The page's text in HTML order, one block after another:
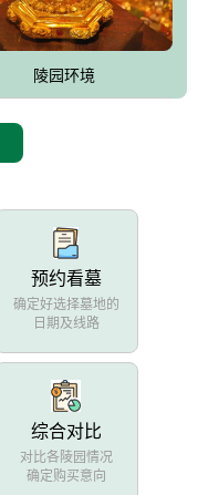
陵园环境
预约看墓
确定好选择墓地的
日期及线路
综合对比
对比各陵园情况
确定购买意向